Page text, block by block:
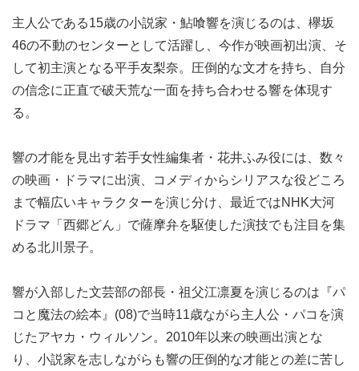
主人公である15歳の小説家・鮎喰響を演じるのは、欅坂
46の不動のセンターとして活躍し、今作が映画初出演、そ
して初主演となる平手友梨奈。圧倒的な文才を持ち、自分
の信念に正直で破天荒な一面を持ち合わせる響を体現す
る。
響の才能を見出す若手女性編集者・花井ふみ役には、数々
の映画・ドラマに出演、コメディからシリアスな役どころ
まで幅広いキャラクターを演じ分け、最近ではNHK大河
ドラマ「西郷どん」で薩摩弁を駆使した演技でも注目を集
める北川景子。
響が入部した文芸部の部長・祖父江凛夏を演じるのは『パ
コと魔法の絵本』(08)で当時11歳ながら主人公・パコを演
じたアヤカ・ウィルソン。2010年以来の映画出演とな
り、小説家を志しながらも響の圧倒的な才能との差に苦し